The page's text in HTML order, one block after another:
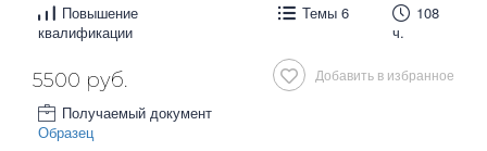
Повышение
квалификации
Темы 6
108
ч.
Добавить в избранное
5500 руб.
Получаемый документ
Образец